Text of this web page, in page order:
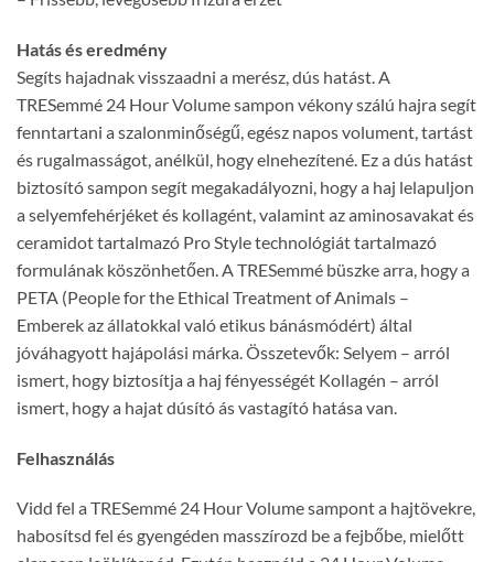
Hatás és eredmény
Segíts hajadnak visszaadni a merész, dús hatást. A
TRESemmé 24 Hour Volume sampon vékony szálú hajra segít
fenntartani a szalonminőségű, egész napos volument, tartást
és rugalmasságot, anélkül, hogy elnehezítené. Ez a dús hatást
biztosító sampon segít megakadályozni, hogy a haj lelapuljon
a selyemfehérjéket és kollagént, valamint az aminosavakat és
ceramidot tartalmazó Pro Style technológiát tartalmazó
formulának köszönhetően. A TRESemmé büszke arra, hogy a
PETA (People for the Ethical Treatment of Animals –
Emberek az állatokkal való etikus bánásmódért) által
jóváhagyott hajápolási márka. Összetevők: Selyem – arról
ismert, hogy biztosítja a haj fényességét Kollagén – arról
ismert, hogy a hajat dúsító ás vastagító hatása van.
Felhasználás
Vidd fel a TRESemmé 24 Hour Volume sampont a hajtövekre,
habosítsd fel és gyengéden masszírozd be a fejbőbe, mielőtt